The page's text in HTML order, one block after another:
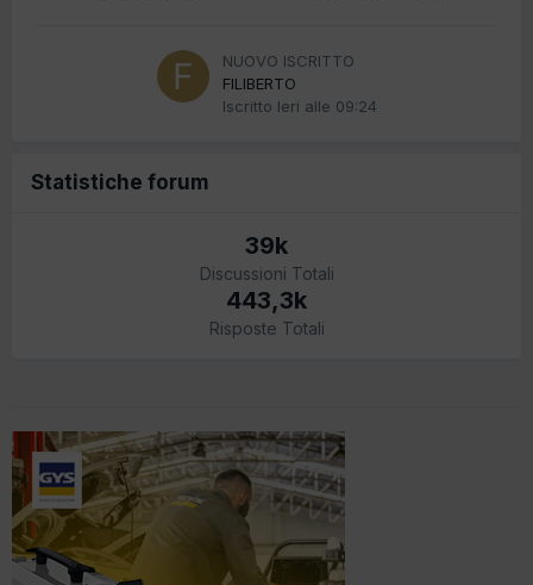
NUOVO ISCRITTO
FILIBERTO
Iscritto Ieri alle 09:24
Statistiche forum
39k
Discussioni Totali
443,3k
Risposte Totali